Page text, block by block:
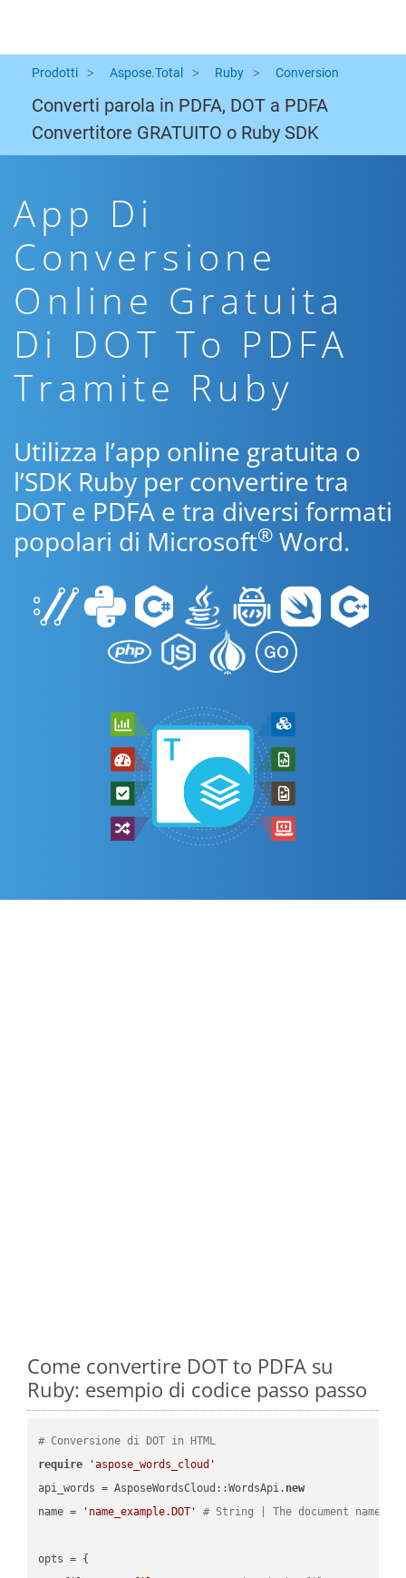
Prodotti Aspose.Total Ruby Conversion
Converti parola in PDFA, DOT a PDFA
Convertitore GRATUITO o Ruby SDK
App Di
Conversione
Online Gratuita
Di DOT To PDFA
Tramite Ruby
Utilizza l’app online gratuita o
l’SDK Ruby per convertire tra
DOT e PDFA e tra diversi formati
popolari di Microsoft® Word.
Come convertire DOT to PDFA su
Ruby: esempio di codice passo passo
# Conversione di DOT in HTML
require
'aspose_words_cloud'
api_words = AsposeWordsCloud::WordsApi. new
name =
'name_example.DOT' # String | The document name.
opts = {